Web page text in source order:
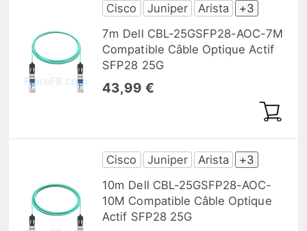
Cisco Juniper Arista
+3
7m Dell CBL-25GSFP28-AOC-7M
Compatible Câble Optique Actif
SFP28 25G
43,99 €
Cisco Juniper Arista
+3
10m Dell CBL-25GSFP28-AOC-
10M Compatible Câble Optique
Actif SFP28 25G